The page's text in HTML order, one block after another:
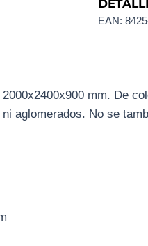
EAN:
mm. De
aglomerados. No se